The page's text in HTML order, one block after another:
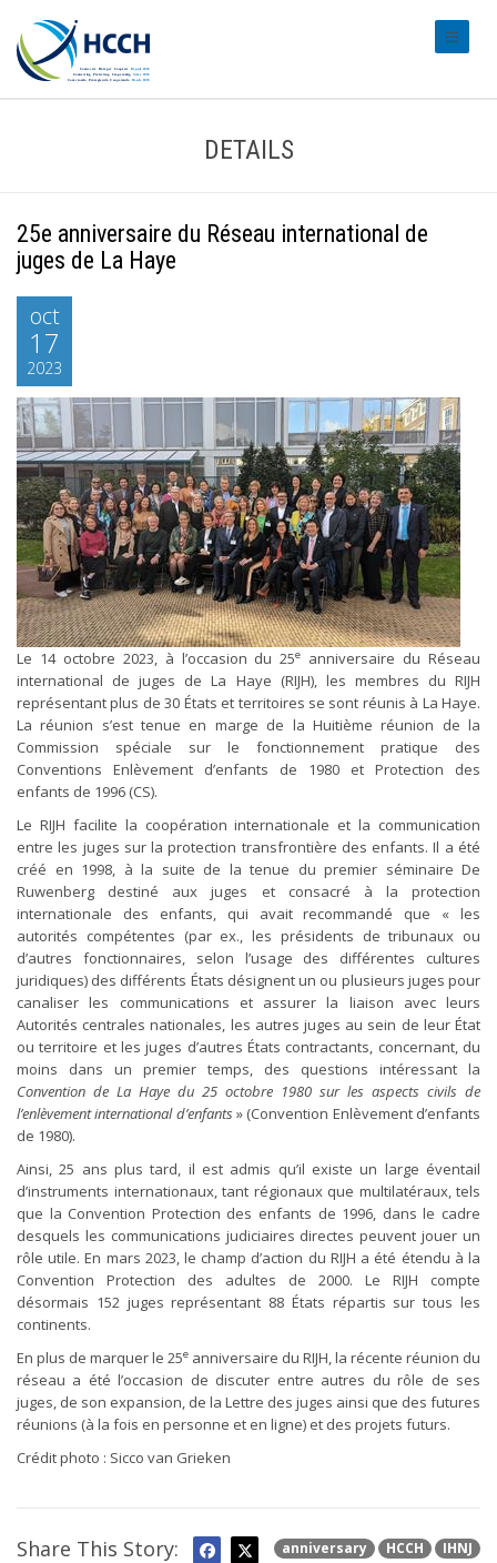
DETAILS
25e anniversaire du Réseau international de
juges de La Haye
oct
17
2023
Le 14 octobre 2023, à l’occasion du 25e
anniversaire du Réseau
international de juges de La Haye (RIJH), les membres du RIJH
représentant plus de 30 États et territoires se sont réunis à La Haye.
La réunion s’est tenue en marge de la Huitième réunion de la
Commission spéciale sur le fonctionnement pratique des
Conventions Enlèvement d’enfants de 1980 et Protection des
enfants de 1996 (CS).
Le RIJH facilite la coopération internationale et la communication
entre les juges sur la protection transfrontière des enfants. Il a été
créé en 1998, à la suite de la tenue du premier séminaire De
Ruwenberg destiné aux juges et consacré à la protection
internationale des enfants, qui avait recommandé que « les
autorités compétentes (par ex., les présidents de tribunaux ou
d’autres fonctionnaires, selon l’usage des différentes cultures
juridiques) des différents États désignent un ou plusieurs juges pour
canaliser les communications et assurer la liaison avec leurs
Autorités centrales nationales, les autres juges au sein de leur État
ou territoire et les juges d’autres États contractants, concernant, du
moins dans un premier temps, des questions intéressant la
Convention de La Haye du 25 octobre 1980 sur les aspects civils de
l’enlèvement international d’enfants» (Convention Enlèvement d’enfants
de 1980).
Ainsi, 25 ans plus tard, il est admis qu’il existe un large éventail
d’instruments internationaux, tant régionaux que multilatéraux, tels
que la Convention Protection des enfants de 1996, dans le cadre
desquels les communications judiciaires directes peuvent jouer un
rôle utile. En mars 2023, le champ d’action du RIJH a été étendu à la
Convention Protection des adultes de 2000. Le RIJH compte
désormais 152 juges représentant 88 États répartis sur tous les
continents.
En plus de marquer le 25e anniversaire du RIJH, la récente réunion du
réseau a été l’occasion de discuter entre autres du rôle de ses
juges, de son expansion, de la Lettre des juges ainsi que des futures
réunions (à la fois en personne et en ligne) et des projets futurs.
Crédit photo : Sicco van Grieken
anniversary HCCH IHNJ
Share This Story: